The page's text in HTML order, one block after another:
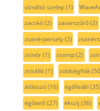
vízváltó szelep(1)
zacskó(2) zavarszűrő(2)
zsanérpersely(2)
zsinór(1) zsomp(2)
zsírálló(1) zöldségfiók
átlátszó(16) égőfedél (35)
égőtető(27) ékszíj (36)